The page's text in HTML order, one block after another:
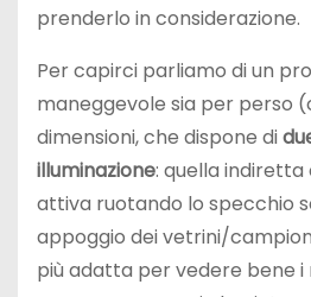
prenderlo in considerazione.
Per capirci parliamo di un
maneggevole sia per perso
dimensioni, che dispone di
illuminazione: quella indiretta
attiva ruotando lo specchio
appoggio dei vetrini/
più adatta per vedere bene